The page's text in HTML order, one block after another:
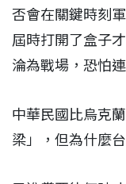
否會在關鍵時刻
屆時打開了盒子
淪為戰場，恐怕
中華民國比烏克
梁」，但為什麼